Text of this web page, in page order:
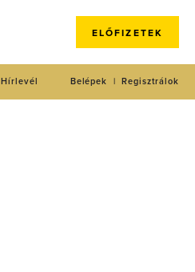
ELŐFIZETEK
Regisztrálok
Belépek
Hírlevél